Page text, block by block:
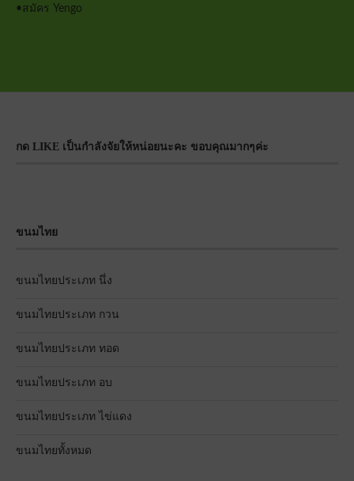
•สมัคร Yengo
กด LIKE เป็นกำลังจัยให้หน่อยนะคะ ขอบคุณมากๆค่ะ
ขนมไทย
ขนมไทยประเภท นึ่ง
ขนมไทยประเภท กวน
ขนมไทยประเภท ทอด
ขนมไทยประเภท อบ
ขนมไทยประเภท ไข่แดง
ขนมไทยทั้งหมด